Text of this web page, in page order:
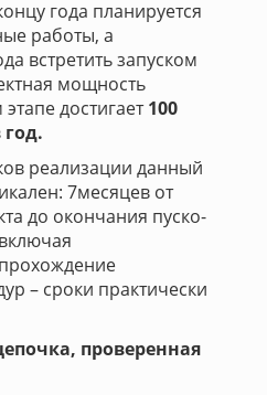
года планируется
работы, а
встретить запуском
мощность
достигает100
реализации данный
7месяцев от
до окончания пуско-
– сроки практически
проверенная